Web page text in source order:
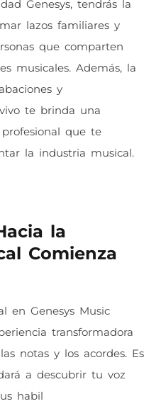
Genesys, tendrás la
lazos familiares y
que comparten
musicales. Además, la
y
te brinda una
que te
la industria musical.
la
Comienza
en Genesys Music
transformadora
notas y los acordes. Es
a descubrir tu voz
habil